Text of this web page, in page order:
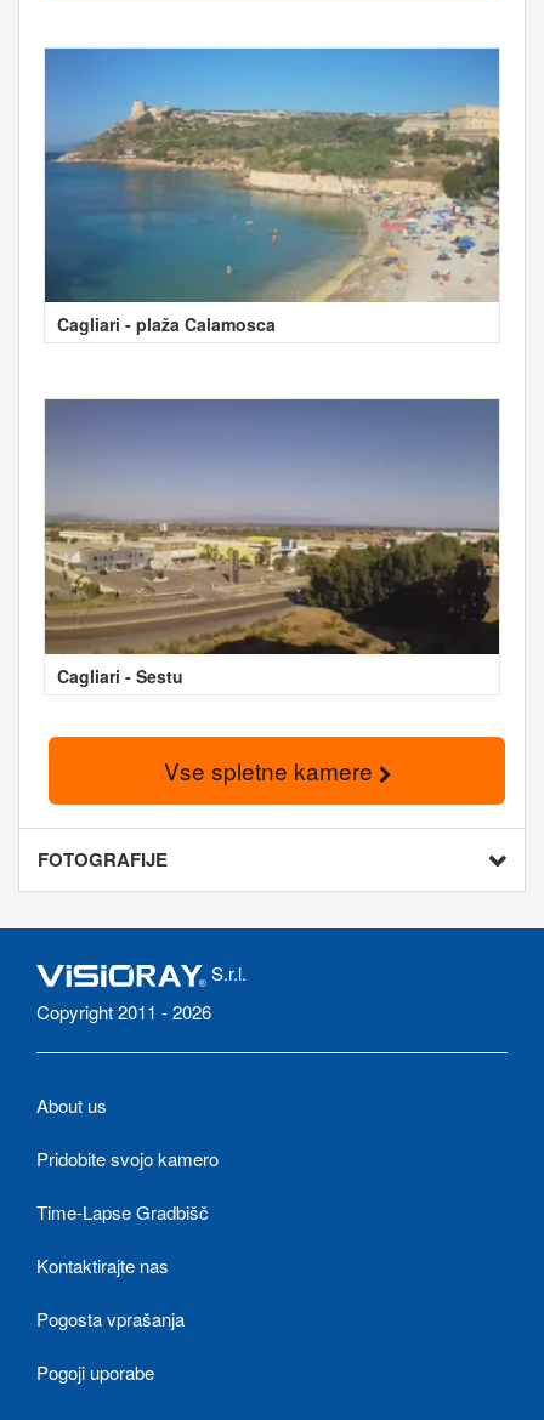
Cagliari - plaža Calamosca
Cagliari - Sestu
Vse spletne kamere
FOTOGRAFIJE
S.r.l.
Copyright 2011 - 2026
About us
Pridobite svojo kamero
Time-Lapse Gradbišč
Kontaktirajte nas
Pogosta vprašanja
Pogoji uporabe